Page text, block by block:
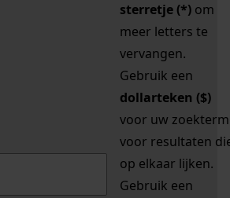
sterretje (*) om
meer letters te
vervangen.
Gebruik een
dollarteken ($)
voor uw zoekterm
voor resultaten
op elkaar lijken.
Gebruik een